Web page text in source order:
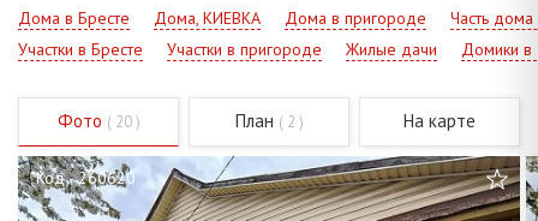
Дома в Бресте Дома, КИЕВКА Дома в пригороде
Часть дома
Участки в Бресте
Участки в пригороде Жилые дачи Домики в
Фото ( 20 ) План ( 2 ) На карте
Код - 260620